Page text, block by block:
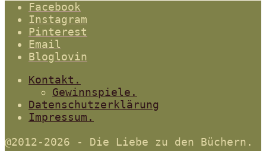
Facebook
Instagram
Pinterest
Email
Bloglovin
Kontakt.
Gewinnspiele.
Datenschutzerklärung
Impressum.
@2012-2026 - Die Liebe zu den Büchern.